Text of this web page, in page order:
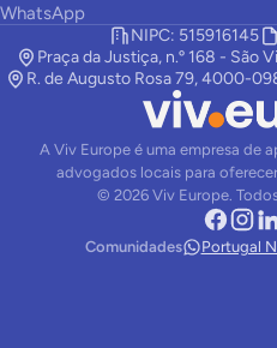
WhatsApp
NIPC: 515916145
Praça da Justiça, n.º 168 - São
R. de Augusto Rosa 79, 4000-
A Viv Europe é uma empresa de
advogados locais para
© 2026 Viv Europe.
Comunidades Portugal